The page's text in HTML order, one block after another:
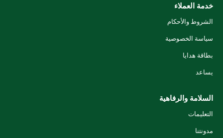
خدمة العملاء
الشروط والأحكام
سياسة الخصوصية
بطاقة هدايا
يساعد
السلامة والرفاهية
التعليمات
مدونتنا